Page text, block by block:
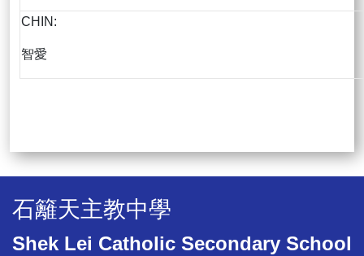
CHIN:
智愛
石籬天主教中學
Shek Lei Catholic Secondary School